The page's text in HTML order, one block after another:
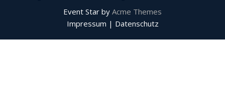
Event Star by Acme Themes
Impressum | Datenschutz